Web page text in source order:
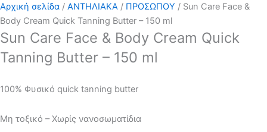
Αρχική σελίδα / ΑΝΤΗΛΙΑΚΑ / ΠΡΟΣΩΠΟΥ / Sun Care Face &
Body Cream Quick Tanning Butter – 150 ml
Sun Care Face & Body Cream Quick
Tanning Butter – 150 ml
100% Φυσικό quick tanning butter
Μη τοξικό – Χωρίς νανοσωματίδια